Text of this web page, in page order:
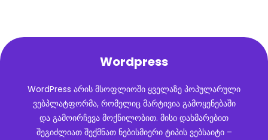
Wordpress
WordPress არის მსოფლიოში ყველაზე პოპულარული
ვებპლატფორმა, რომელიც მარტივია გამოყენებაში
და გამოირჩევა მოქნილობით. მისი დახმარებით
შეგიძლიათ შექმნათ ნებისმიერი ტიპის ვებსაიტი –